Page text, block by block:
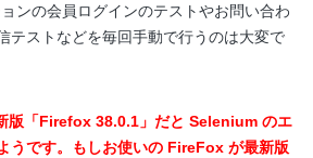
ンの会員ログインのテストやお問い合わ
テストなどを毎回手動で行うのは大変で
版「Firefox 38.0.1」だと Selenium のエ
うです。もしお使いの FireFox が最新版